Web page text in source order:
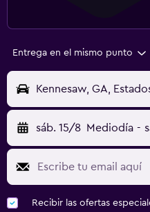
Entrega en el mismo punto
Kennesaw, GA,
sáb. 15/8 Mediodía -
Recibir las ofertas